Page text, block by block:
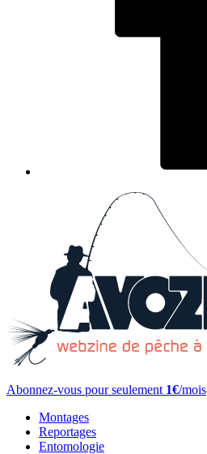
Abonnez-vous pour seulement 1€/mois
Montages
Reportages
Entomologie